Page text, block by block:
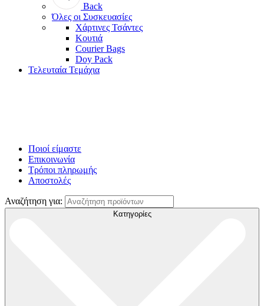
Back
Όλες οι Συσκευασίες
Χάρτινες Τσάντες
Κουτιά
Courier Bags
Doy Pack
Τελευταία Τεμάχια
Ποιοί είμαστε
Επικοινωνία
Τρόποι πληρωμής
Αποστολές
Αναζήτηση για:
Κατηγορίες